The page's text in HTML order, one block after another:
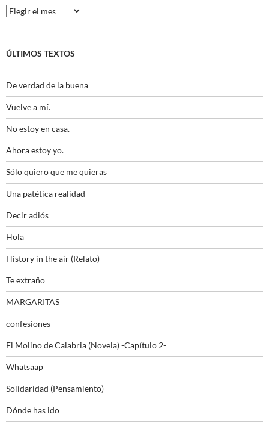
Histórico
ÚLTIMOS TEXTOS
De verdad de la buena
Vuelve a mí.
No estoy en casa.
Ahora estoy yo.
Sólo quiero que me quieras
Una patética realidad
Decir adiós
Hola
History in the air (Relato)
Te extraño
MARGARITAS
confesiones
El Molino de Calabria (Novela) -Capítulo 2-
Whatsaap
Solidaridad (Pensamiento)
Dónde has ido